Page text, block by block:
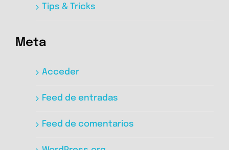
Tips & Tricks
Meta
Acceder
Feed de entradas
Feed de comentarios